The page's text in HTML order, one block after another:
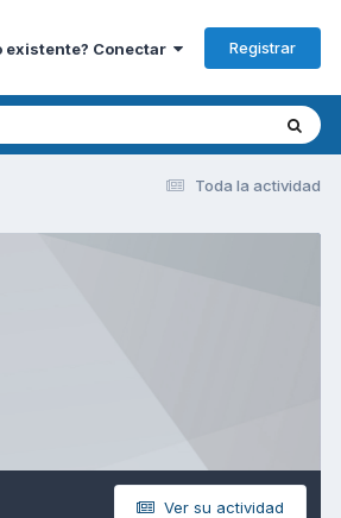
existente? Conectar Registrar
Toda la actividad
Ver su actividad